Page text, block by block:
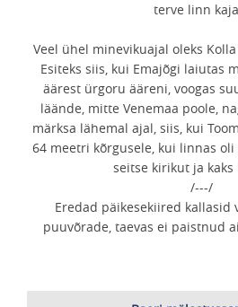
terve linn
Veel ühel minevikuajal oleks
Esiteks siis, kui Emajõgi laiutas
äärest ürgoru ääreni, voogas
läände, mitte Venemaa poole,
märksa lähemal ajal, siis, kui
64 meetri kõrgusele, kui linnas
seitse kirikut ja kaks
/---/
Eredad päikesekiired kallasid
puuvõrade, taevas ei paistnud